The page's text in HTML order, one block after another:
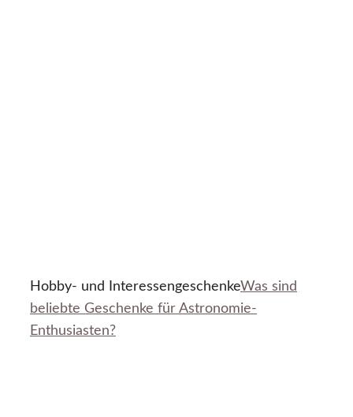
Hobby- und InteressengeschenkeWas sind
beliebte Geschenke für Astronomie-
Enthusiasten?